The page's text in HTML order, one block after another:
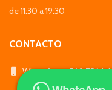
de 11:30 a 19:30
CONTACTO
WhatsApp: +569 7564